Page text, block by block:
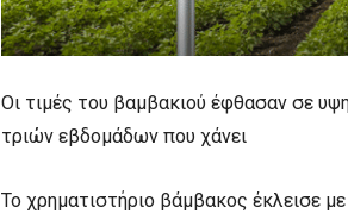
Οι τιμές του βαμβακιού έφθασαν σε
τριών εβδομάδων που χάνει
Το χρηματιστήριο βάμβακος έκλεισε